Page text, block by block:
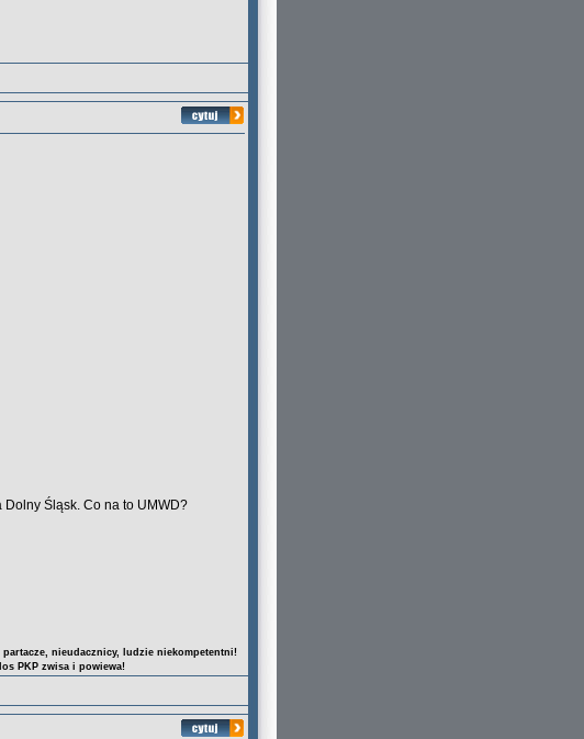
Śląsk. Co na to UMWD?
nieudacznicy, ludzie niekompetentni!
PKP zwisa i powiewa!